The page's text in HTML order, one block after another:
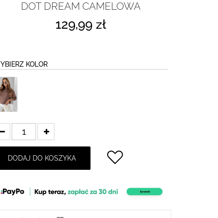
DOT DREAM CAMELOWA
129,99 zł
KOLOR
DODAJ DO KOSZYKA